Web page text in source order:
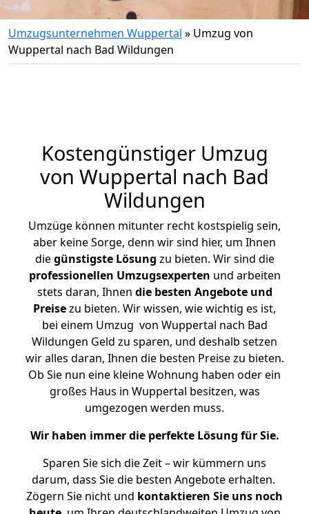
Umzugsunternehmen Wuppertal » Umzug von
Wuppertal nach Bad Wildungen
Kostengünstiger Umzug
von Wuppertal nach Bad
Wildungen
Umzüge können mitunter recht kostspielig sein,
aber keine Sorge, denn wir sind hier, um Ihnen
diegünstigste Lösung zu bieten. Wir sind die
professionellen Umzugsexperten und arbeiten
stets daran, Ihnen die besten Angebote und
Preisezu bieten. Wir wissen, wie wichtig es ist,
bei einem Umzug von Wuppertal nach Bad
Wildungen Geld zu sparen, und deshalb setzen
wir alles daran, Ihnen die besten Preise zu bieten.
Ob Sie nun eine kleine Wohnung haben oder ein
großes Haus in Wuppertal besitzen, was
umgezogen werden muss.
Wir haben immer die perfekte Lösung für Sie.
Sparen Sie sich die Zeit – wir kümmern uns
darum, dass Sie die besten Angebote erhalten.
Zögern Sie nicht und kontaktieren Sie uns noch